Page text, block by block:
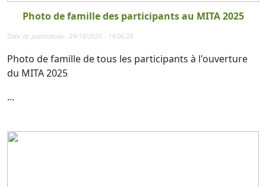
Photo de famille des participants au MITA 2025
Date de publication : 29/10/2025 - 14:06:28
Photo de famille de tous les participants à l'ouverture
du MITA 2025
...